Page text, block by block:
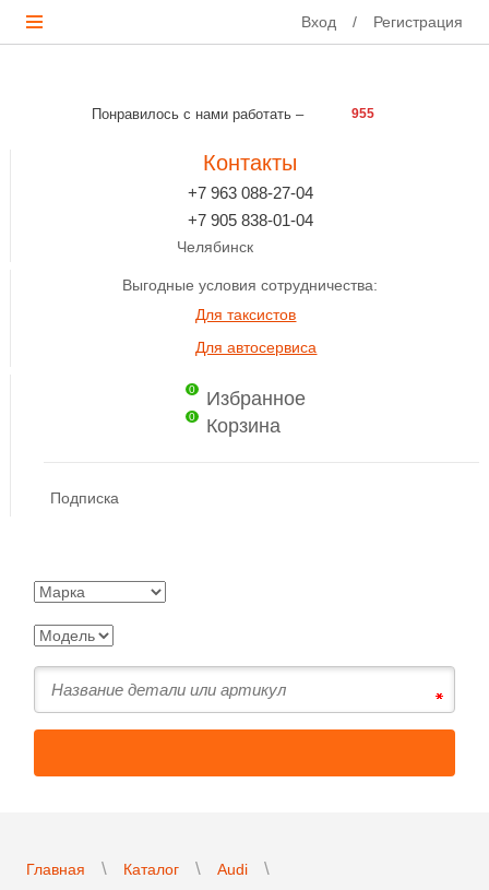
Вход / Регистрация
Понравилось с нами работать – 955
Контакты
+7 963 088-27-04
+7 905 838-01-04
Челябинск
Выгодные условия сотрудничества:
Для таксистов
Для автосервиса
0 Избранное
0 Корзина
Подписка
Главная Каталог Audi